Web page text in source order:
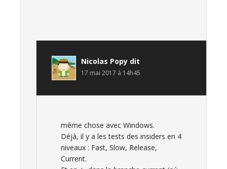
Nicolas Popy dit
17 mai 2017 à 14h45
même chose avec Windows.
Déjà, il y a les tests des insiders en 4
niveaux : Fast, Slow, Release,
Current.